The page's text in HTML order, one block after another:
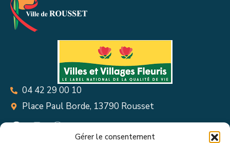
Gérer le consentement
04 42 29 00 10
Place Paul Borde, 13790 Rousset